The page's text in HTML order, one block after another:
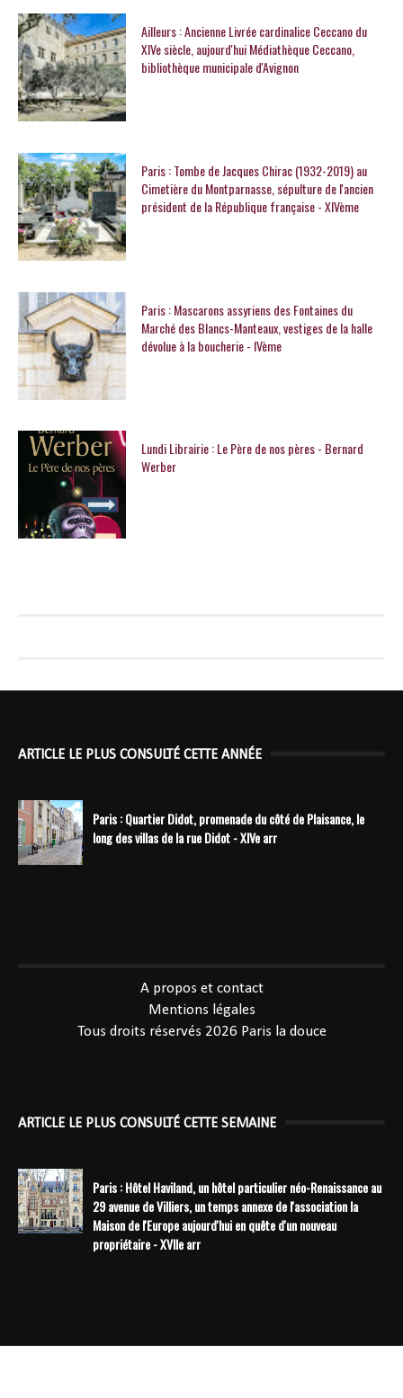
Ailleurs : Ancienne Livrée cardinalice Ceccano du
XIVe siècle, aujourd'hui Médiathèque Ceccano,
bibliothèque municipale d'Avignon
Paris : Tombe de Jacques Chirac (1932-2019) au
Cimetière du Montparnasse, sépulture de l'ancien
président de la République française - XIVème
Paris : Mascarons assyriens des Fontaines du
Marché des Blancs-Manteaux, vestiges de la halle
dévolue à la boucherie - IVème
Lundi Librairie : Le Père de nos pères - Bernard
Werber
ARTICLE LE PLUS CONSULTÉ CETTE ANNÉE
Paris : Quartier Didot, promenade du côté de Plaisance, le
long des villas de la rue Didot - XIVe arr
A propos et contact
Mentions légales
Tous droits réservés 2026 Paris la douce
ARTICLE LE PLUS CONSULTÉ CETTE SEMAINE
Paris : Hôtel Haviland, un hôtel particulier néo-Renaissance au
29 avenue de Villiers, un temps annexe de l'association la
Maison de l'Europe aujourd'hui en quête d'un nouveau
propriétaire - XVIIe arr